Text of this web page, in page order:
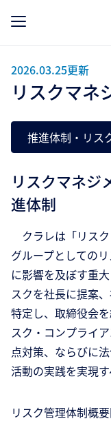
2026.03.25更新
リスクマネ
推進体制・リス
リスクマネジ
進体制
クラレは「リス
グループとしての
に影響を及ぼす重
スクを社長に提案
特定し、取締役会
スク・コンプライ
点対策、ならびに
活動の実践を実現す
リスク管理体制概